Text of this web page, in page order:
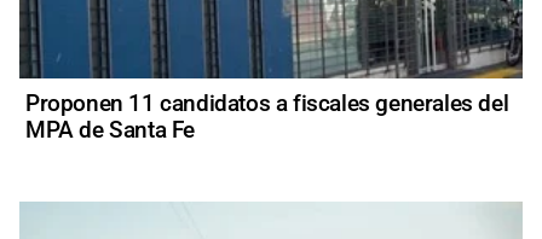
Proponen 11 candidatos a fiscales generales del
MPA de Santa Fe